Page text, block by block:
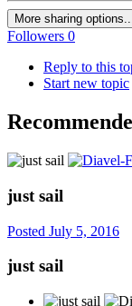
More sharing
Followers 0
Reply to this
Start new topic
just sail
Posted July 5, 2016
just sail